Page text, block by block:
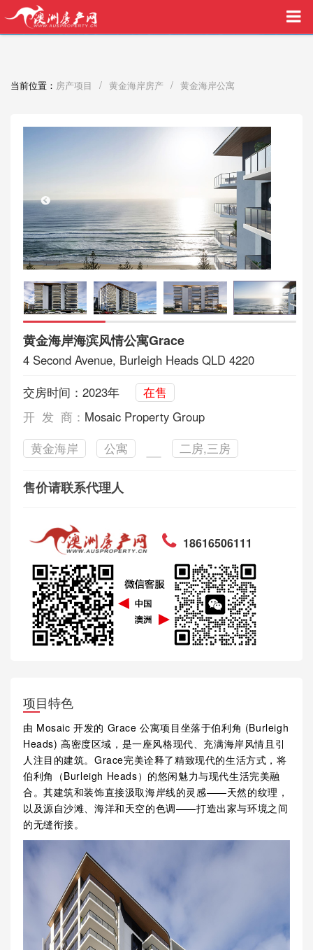
买家中介VIP服务，助您安心购房
当前位置： 房产项目 / 黄金海岸房产 / 黄金海岸公寓
黄金海岸海滨风情公寓Grace
4 Second Avenue, Burleigh Heads QLD 4220
交房时间：2023年
在售
开 发 商： Mosaic Property Group
黄金海岸
公寓 二房,三房
售价请联系代理人
18616506111
项目特色
由 Mosaic 开发的 Grace 公寓项目坐落于伯利角 (Burleigh
Heads) 高密度区域，是一座风格现代、充满海岸风情且引
人注目的建筑。Grace完美诠释了精致现代的生活方式，将
伯利角（Burleigh Heads）的悠闲魅力与现代生活完美融
合。其建筑和装饰直接汲取海岸线的灵感——天然的纹理，
以及源自沙滩、海洋和天空的色调——打造出家与环境之间
的无缝衔接。